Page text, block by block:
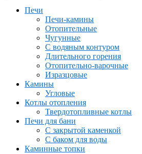
Печи
Печи-камины
Отопительные
Чугунные
С водяным контуром
Длительного горения
Отопительно-варочные
Изразцовые
Камины
Угловые
Котлы отопления
Твердотопливные котлы
Печи для бани
С закрытой каменкой
С баком для воды
Каминные топки